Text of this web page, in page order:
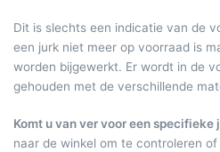
Dit is slechts een indicatie van de
een jurk niet meer op voorraad is
worden bijgewerkt. Er wordt in de
gehouden met de verschillende
Komt u van ver voor een specifieke
naar de winkel om te controleren of